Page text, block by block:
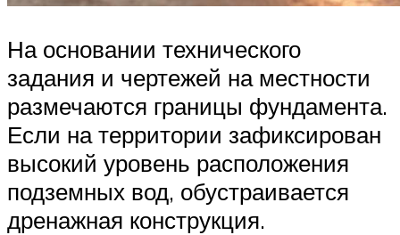
На основании технического
задания и чертежей на местности
размечаются границы фундамента.
Если на территории зафиксирован
высокий уровень расположения
подземных вод, обустраивается
дренажная конструкция.